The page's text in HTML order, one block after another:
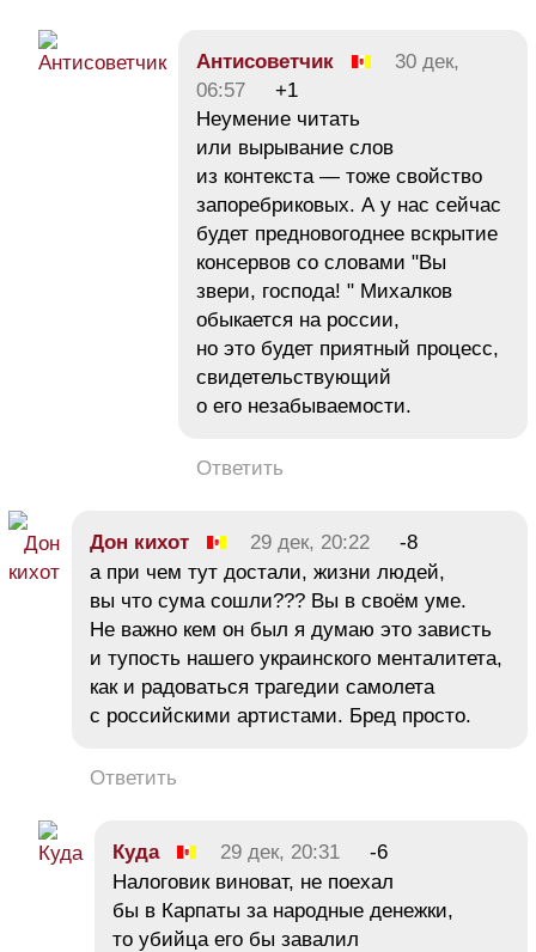
Антисоветчик
30 дек,
06:57
+1
Неумение читать
или вырывание слов
из контекста — тоже свойство
запоребриковых. А у нас сейчас
будет предновогоднее вскрытие
консервов со словами "Вы
звери, господа! " Михалков
обыкается на россии,
но это будет приятный процесс,
свидетельствующий
о его незабываемости.
Ответить
Дон кихот 29 дек, 20:22
-8
а при чем тут достали, жизни людей,
вы что сума сошли??? Вы в своём уме.
Не важно кем он был я думаю это зависть
и тупость нашего украинского менталитета,
как и радоваться трагедии самолета
с российскими артистами. Бред просто.
Ответить
Куда 29 дек, 20:31
-6
Налоговик виноват, не поехал
бы в Карпаты за народные денежки,
то убийца его бы завалил